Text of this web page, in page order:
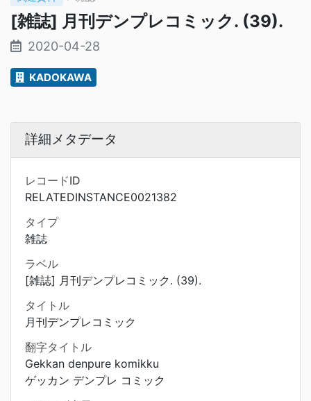
[雑誌] 月刊デンプレコミック. (39).
2020-04-28
KADOKAWA
詳細メタデータ
レコードID
RELATEDINSTANCE0021382
タイプ
雑誌
ラベル
[雑誌] 月刊デンプレコミック. (39).
タイトル
月刊デンプレコミック
翻字タイトル
Gekkan denpure komikku
ゲッカン デンプレ コミック